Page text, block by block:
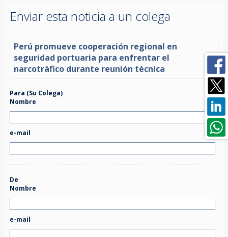
Enviar esta noticia a un colega
Perú promueve cooperación regional en
seguridad portuaria para enfrentar el
narcotráfico durante reunión técnica
Para (Su Colega)
Nombre
e-mail
De
Nombre
e-mail